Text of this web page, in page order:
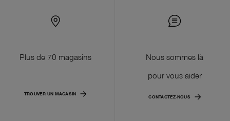
Plus de 70 magasins
TROUVER UN MAGASIN
Nous sommes là
pour vous aider
CONTACTEZ-NOUS